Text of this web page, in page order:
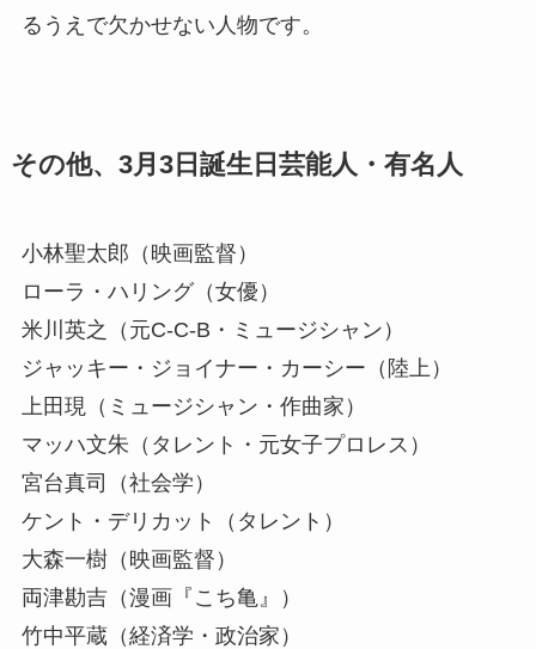
るうえで欠かせない人物です。
その他、3月3日誕生日芸能人・有名人
小林聖太郎（映画監督）
ローラ・ハリング（女優）
米川英之（元C-C-B・ミュージシャン）
ジャッキー・ジョイナー・カーシー（陸上）
上田現（ミュージシャン・作曲家）
マッハ文朱（タレント・元女子プロレス）
宮台真司（社会学）
ケント・デリカット（タレント）
大森一樹（映画監督）
両津勘吉（漫画『こち亀』）
竹中平蔵（経済学・政治家）